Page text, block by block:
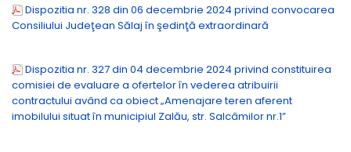
Dispozitia nr. 328 din 06 decembrie 2024 privind convocarea
Consiliului Judeţean Sălaj în şedinţă extraordinară
Dispozitia nr. 327 din 04 decembrie 2024 privind constituirea
comisiei de evaluare a ofertelor în vederea atribuirii
contractului având ca obiect „Amenajare teren aferent
imobilului situat în municipiul Zalău, str. Salcâmilor nr.1”